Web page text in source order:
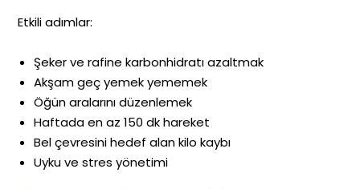
Etkili adımlar:
Şeker ve rafine karbonhidratı azaltmak
Akşam geç yemek yememek
Öğün aralarını düzenlemek
Haftada en az 150 dk hareket
Bel çevresini hedef alan kilo kaybı
Uyku ve stres yönetimi